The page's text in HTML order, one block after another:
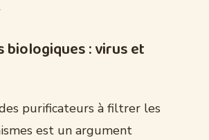
biologiques : virus et
purificateurs à filtrer les
est un argument